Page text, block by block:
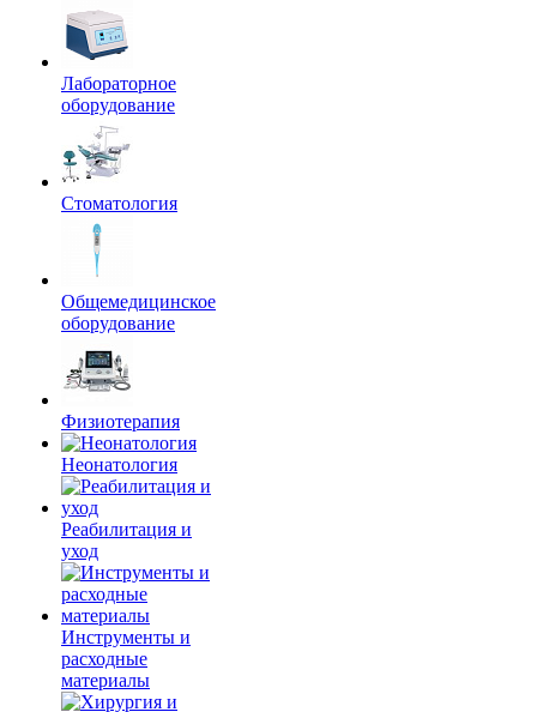
Лабораторное
оборудование
Стоматология
Общемедицинское
оборудование
Физиотерапия
Неонатология
Реабилитация и
уход
Инструменты и
расходные
материалы